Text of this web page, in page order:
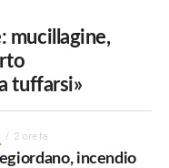
mucillagine,
tuffarsi»
2 ore fa
incendio